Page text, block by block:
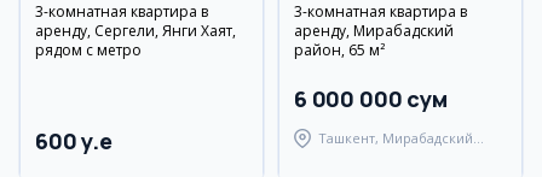
3-комнатная квартира в
аренду, Сергели, Янги Хаят,
рядом с метро
600 y.e
3-комнатная квартира в
аренду, Мирабадский
район, 65 м²
6 000 000 сум
Ташкент, Мирабадский